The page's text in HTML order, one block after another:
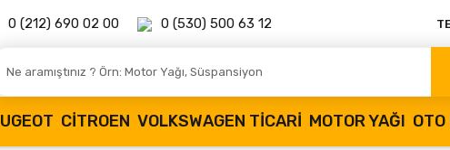
0 (212) 690 02 00 0 (530) 500 63 12
CITROEN VOLKSWAGEN TICARI MOTOR YAĞI